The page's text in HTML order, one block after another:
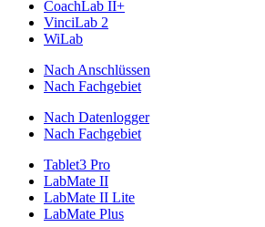
CoachLab II+
VinciLab 2
WiLab
Nach Anschlüssen
Nach Fachgebiet
Nach Datenlogger
Nach Fachgebiet
Tablet3 Pro
LabMate II
LabMate II Lite
LabMate Plus